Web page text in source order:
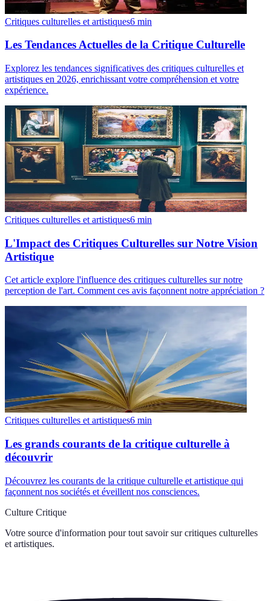
Critiques culturelles et artistiques6 min
Les Tendances Actuelles de la Critique Culturelle
Explorez les tendances significatives des critiques culturelles et
artistiques en 2026, enrichissant votre compréhension et votre
expérience.
Critiques culturelles et artistiques6 min
L'Impact des Critiques Culturelles sur Notre Vision
Artistique
Cet article explore l'influence des critiques culturelles sur notre
perception de l'art. Comment ces avis façonnent notre appréciation ?
Critiques culturelles et artistiques6 min
Les grands courants de la critique culturelle à
découvrir
Découvrez les courants de la critique culturelle et artistique qui
façonnent nos sociétés et éveillent nos consciences.
Culture Critique
Votre source d'information pour tout savoir sur critiques culturelles
et artistiques.